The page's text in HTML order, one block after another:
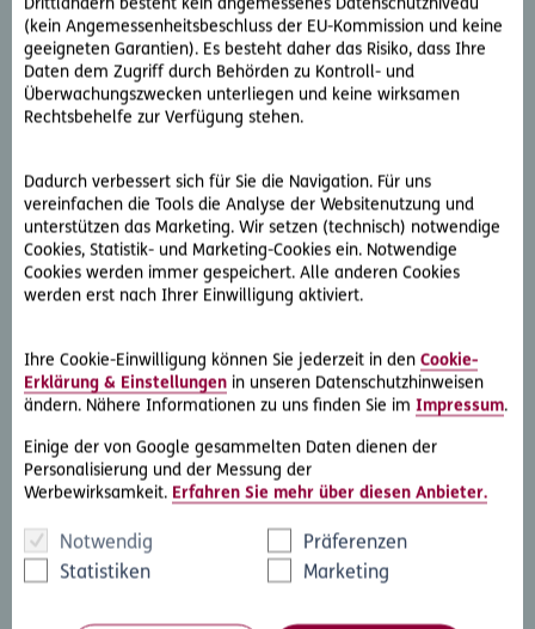
Drittländern besteht kein angemessenes Datenschutzniveau
(kein Angemessenheitsbeschluss der EU-Kommission und keine
geeigneten Garantien). Es besteht daher das Risiko, dass Ihre
Daten dem Zugriff durch Behörden zu Kontroll- und
Überwachungszwecken unterliegen und keine wirksamen
Rechtsbehelfe zur Verfügung stehen.
Dadurch verbessert sich für Sie die Navigation. Für uns
vereinfachen die Tools die Analyse der Websitenutzung und
unterstützen das Marketing. Wir setzen (technisch) notwendige
Cookies, Statistik- und Marketing-Cookies ein. Notwendige
Cookies werden immer gespeichert. Alle anderen Cookies
werden erst nach Ihrer Einwilligung aktiviert.
Ihre Cookie-Einwilligung können Sie jederzeit in den Cookie-
Erklärung & Einstellungen in unseren Datenschutzhinweisen
ändern. Nähere Informationen zu uns finden Sie im Impressum.
Einige der von Google gesammelten Daten dienen der
Personalisierung und der Messung der
Werbewirksamkeit. Erfahren Sie mehr über diesen Anbieter.
Notwendig
Präferenzen
Statistiken
Marketing
D.A.S. Direkthilfe®ein Schreiben an die Gegenseite auf.
Darin wird erläutert, dass die Lieferungen immer
vollständig erbracht wurden und der Rechnungsbetrag zu
begleichen ist. Andernfalls würde einer der Partneranwälte
mit dem Fall beauftragt werden.
Das Schreiben zeigt schon nach kurzer Zeit Wirkung und die
Handelskette lenkt ein. Der offene Rechnungsbetrag wird
an Frau C. überwiesen.
Für den Kunden war diese RechtsService-Leistung
individuellen Rechtsschutz-Beratungstermin.